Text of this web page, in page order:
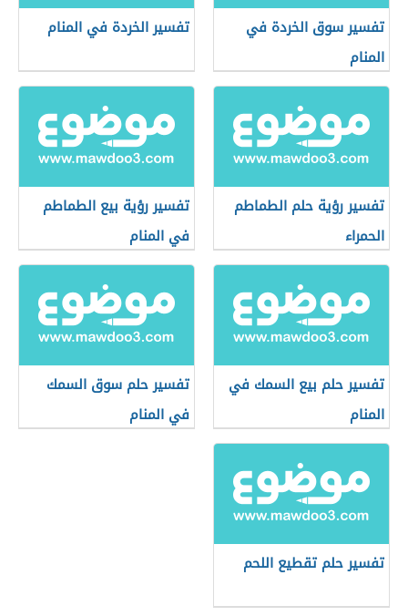
تفسير سوق الخردة في
المنام
تفسير الخردة في المنام
تفسير رؤية حلم الطماطم
الحمراء
تفسير رؤية بيع الطماطم
في المنام
تفسير حلم بيع السمك في
المنام
تفسير حلم سوق السمك
في المنام
تفسير حلم تقطيع اللحم